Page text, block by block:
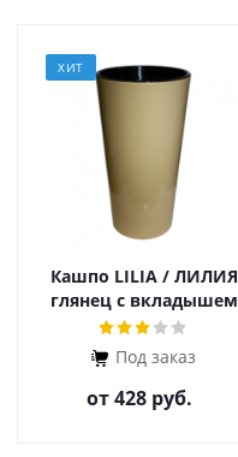
ХИТ
Кашпо LILIA / ЛИЛИЯ
глянец с вкладышем
Под заказ
от428 руб.